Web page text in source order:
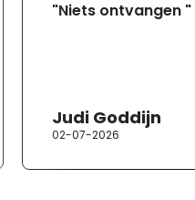
"Niets ontvangen "
Judi Goddijn
02-07-2026